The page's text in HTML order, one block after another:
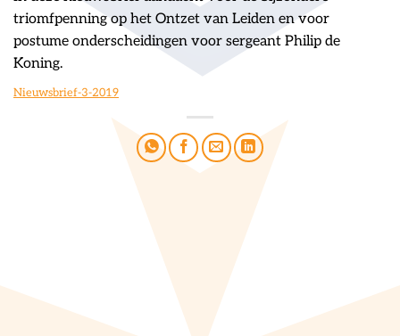
triomfpenning op het Ontzet van Leiden en voor
postume onderscheidingen voor sergeant Philip de
Koning.
Nieuwsbrief-3-2019